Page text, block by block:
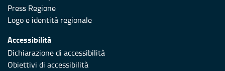
Press Regione
Logo e identità regionale
Accessibilità
Dichiarazione di accessibilità
Obiettivi di accessibilità